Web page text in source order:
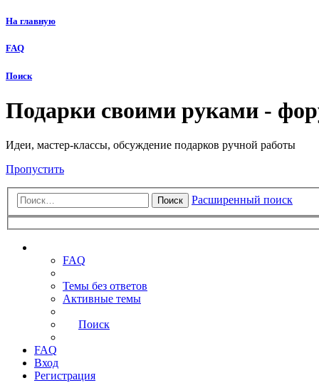
На главную
FAQ
Поиск
Подарки своими руками -
Идеи, мастер-классы, обсуждение подарков ручной работы
Пропустить
Поиск Расширенный поиск
FAQ
Темы без ответов
Активные темы
Поиск
FAQ
Вход
Регистрация